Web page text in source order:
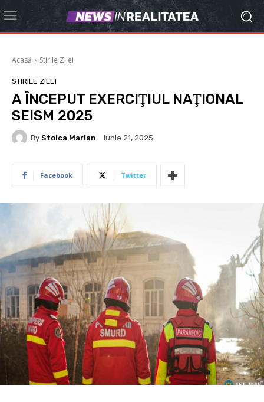
Acasă Stirile ZIlei
STIRILE ZILEI
A ÎNCEPUT EXERCIŢIUL NAŢIONAL
SEISM 2025
By Stoica Marian Iunie 21, 2025
Facebook Twitter